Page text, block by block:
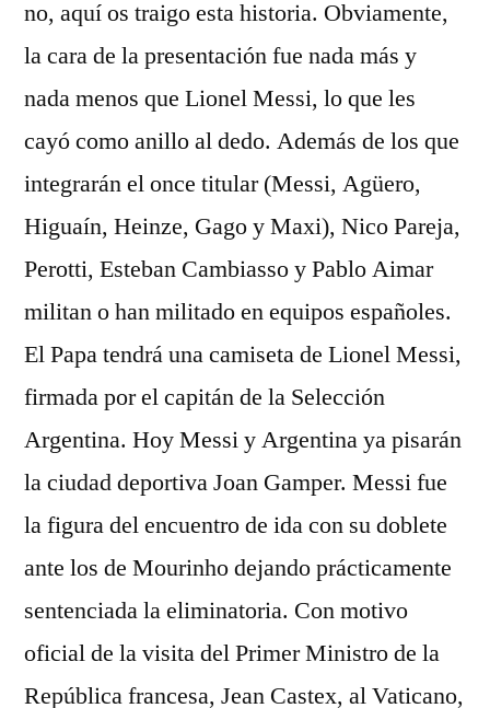
no, aquí os traigo esta historia. Obviamente,
la cara de la presentación fue nada más y
nada menos que Lionel Messi, lo que les
cayó como anillo al dedo. Además de los que
integrarán el once titular (Messi, Agüero,
Higuaín, Heinze, Gago y Maxi), Nico Pareja,
Perotti, Esteban Cambiasso y Pablo Aimar
militan o han militado en equipos españoles.
El Papa tendrá una camiseta de Lionel Messi,
firmada por el capitán de la Selección
Argentina. Hoy Messi y Argentina ya pisarán
la ciudad deportiva Joan Gamper. Messi fue
la figura del encuentro de ida con su doblete
ante los de Mourinho dejando prácticamente
sentenciada la eliminatoria. Con motivo
oficial de la visita del Primer Ministro de la
República francesa, Jean Castex, al Vaticano,